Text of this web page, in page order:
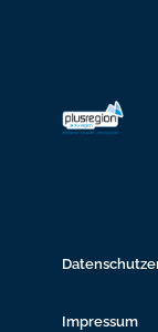
Impressum